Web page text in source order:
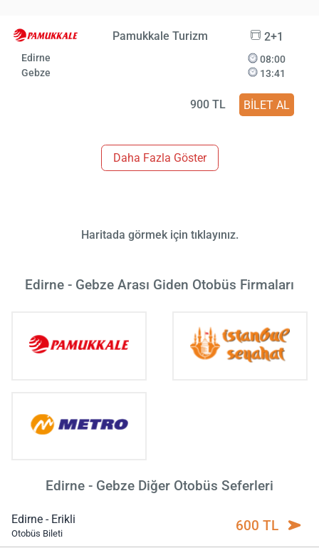
Pamukkale Turizm 2+1
Edirne
Gebze
08:00
13:41
900 TL BİLET AL
Daha Fazla Göster
Haritada görmek için tıklayınız.
Edirne - Gebze Arası Giden Otobüs Firmaları
Edirne - Gebze Diğer Otobüs Seferleri
Edirne - Erikli
Otobüs Bileti 600 TL